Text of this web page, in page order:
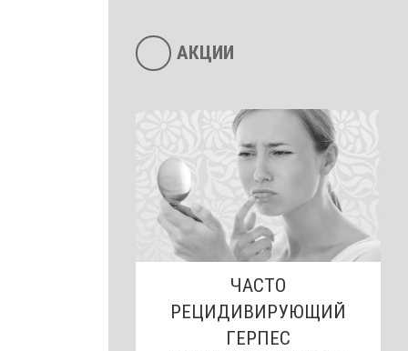
АКЦИИ
ЧАСТО
РЕЦИДИВИРУЮЩИЙ
ГЕРПЕС